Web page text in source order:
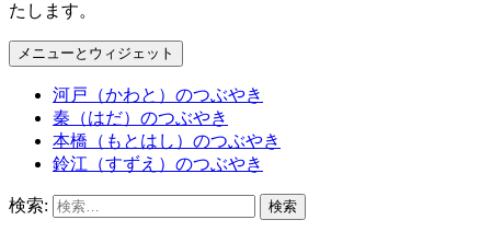
たします。
メニューとウィジェット
河戸（かわと）のつぶやき
秦（はだ）のつぶやき
本橋（もとはし）のつぶやき
鈴江（すずえ）のつぶやき
検索: